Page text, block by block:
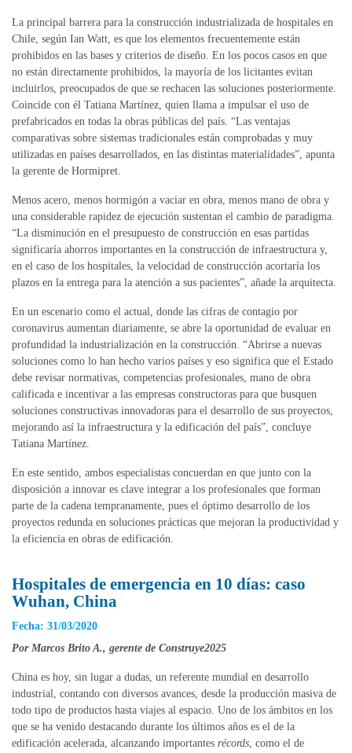
La principal barrera para la construcción industrializada de hospitales en
Chile, según Ian Watt, es que los elementos frecuentemente están
prohibidos en las bases y criterios de diseño. En los pocos casos en que
no están directamente prohibidos, la mayoría de los licitantes evitan
incluirlos, preocupados de que se rechacen las soluciones posteriormente.
Coincide con él Tatiana Martínez, quien llama a impulsar el uso de
prefabricados en todas la obras públicas del país. “Las ventajas
comparativas sobre sistemas tradicionales están comprobadas y muy
utilizadas en países desarrollados, en las distintas materialidades”, apunta
la gerente de Hormipret.
Menos acero, menos hormigón a vaciar en obra, menos mano de obra y
una considerable rapidez de ejecución sustentan el cambio de paradigma.
“La disminución en el presupuesto de construcción en esas partidas
significaría ahorros importantes en la construcción de infraestructura y,
en el caso de los hospitales, la velocidad de construcción acortaría los
plazos en la entrega para la atención a sus pacientes”, añade la arquitecta.
En un escenario como el actual, donde las cifras de contagio por
coronavirus aumentan diariamente, se abre la oportunidad de evaluar en
profundidad la industrialización en la construcción. “Abrirse a nuevas
soluciones como lo han hecho varios países y eso significa que el Estado
debe revisar normativas, competencias profesionales, mano de obra
calificada e incentivar a las empresas constructoras para que busquen
soluciones constructivas innovadoras para el desarrollo de sus proyectos,
mejorando así la infraestructura y la edificación del país”, concluye
Tatiana Martínez.
En este sentido, ambos especialistas concuerdan en que junto con la
disposición a innovar es clave integrar a los profesionales que forman
parte de la cadena tempranamente, pues el óptimo desarrollo de los
proyectos redunda en soluciones prácticas que mejoran la productividad y
la eficiencia en obras de edificación.
Hospitales de emergencia en 10 días: caso
Wuhan, China
Fecha: 31/03/2020
Por Marcos Brito A., gerente de Construye2025
China es hoy, sin lugar a dudas, un referente mundial en desarrollo
industrial, contando con diversos avances, desde la producción masiva de
todo tipo de productos hasta viajes al espacio. Uno de los ámbitos en los
que se ha venido destacando durante los últimos años es el de la
edificación acelerada, alcanzando importantes récords, como el de